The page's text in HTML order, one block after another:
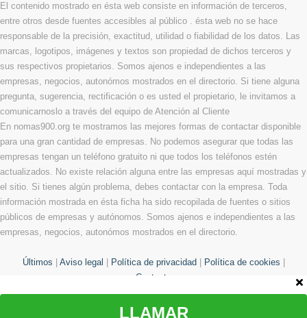
El contenido mostrado en ésta web consiste en información de terceros,
entre otros desde fuentes accesibles al público . ésta web no se hace
responsable de la precisión, exactitud, utilidad o fiabilidad de los datos. Las
marcas, logotipos, imágenes y textos son propiedad de dichos terceros y
sus respectivos propietarios. Somos ajenos e independientes a las
empresas, negocios, autonómos mostrados en el directorio. Si tiene alguna
pregunta, sugerencia, rectificación o es usted el propietario, le invitamos a
comunicarnoslo a través del equipo de Atención al Cliente
En nomas900.org te mostramos las mejores formas de contactar disponible
para una gran cantidad de empresas. No podemos asegurar que todas las
empresas tengan un teléfono gratuito ni que todos los teléfonos estén
actualizados. No existe relación alguna entre las empresas aquí mostradas y
el sitio. Si tienes algún problema, debes contactar con la empresa. Toda
información mostrada en ésta ficha ha sido recopilada de fuentes o sitios
públicos de empresas y autónomos. Somos ajenos e independientes a las
empresas, negocios, autonómos mostrados en el directorio.
Últimos Aviso legal Política de privacidad Política de cookies
Contacto
LLAMAR